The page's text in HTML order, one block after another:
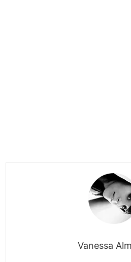
Vanessa